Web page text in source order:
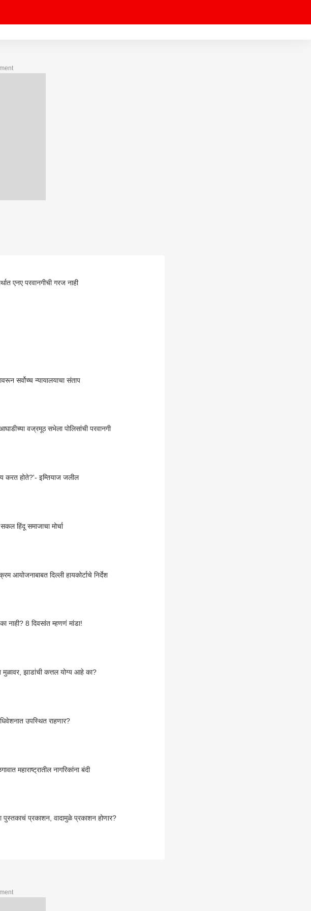
एनए परवानगीची गरज नाही
सर्वोच्च न्यायालयाचा संताप
वज्रमूठ सभेला पोलिसांची परवानगी
करत होते?'- इम्तियाज जलील
हिंदू समाजाचा मोर्चा
दिल्ली हायकोर्टाचे निर्देश
नाही? 8 दिवसांत म्हणणं मांडा!
झाडांची कत्तल योग्य आहे का?
उपस्थित राहणार?
महाराष्ट्रातील नागरिकांना बंदी
प्रकाशन, वादामुळे प्रकाशन होणार?